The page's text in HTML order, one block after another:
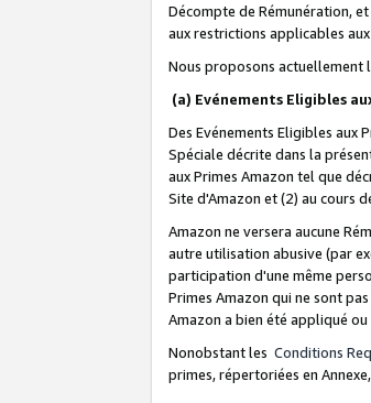
Décompte de Rémunération,
aux restrictions applicables
Nous proposons actuellement
(a) Evénements Eligibles
Des Evénements Eligibles aux
Spéciale décrite dans la
aux Primes Amazon tel que
Site d'Amazon et (2) au cours
Amazon ne versera aucune
autre utilisation abusive (par
participation d'une même
Primes Amazon qui ne sont
Amazon a bien été appliqué
Nonobstant les Conditions
primes, répertoriées en